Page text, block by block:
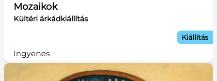
Mozaikok
Kültéri árkádkiállítás
Ingyenes
Kiállítás